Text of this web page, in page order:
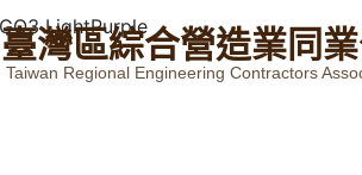
臺灣區綜合營造業同業
Taiwan Regional Engineering Contractors